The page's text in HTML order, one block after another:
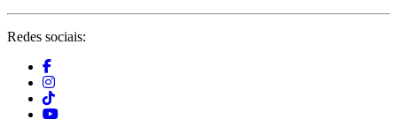
Redes sociais: